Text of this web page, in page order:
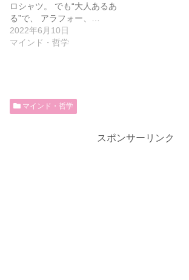
ロシャツ。 でも“大人あるあ
る”で、 アラフォー、…
2022年6月10日
マインド・哲学
マインド・哲学
スポンサーリンク